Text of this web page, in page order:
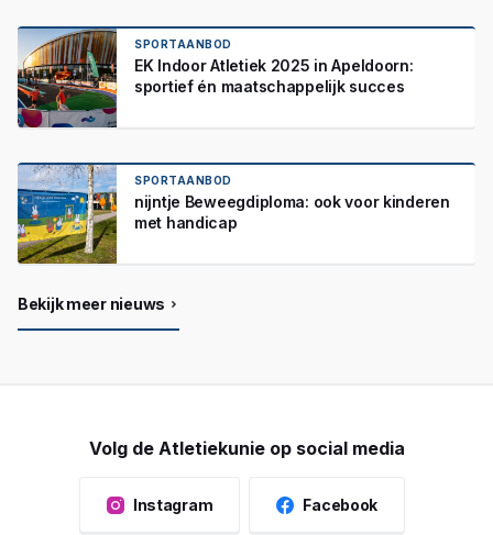
SPORTAANBOD
EK Indoor Atletiek 2025 in Apeldoorn:
sportief én maatschappelijk succes
SPORTAANBOD
nijntje Beweegdiploma: ook voor kinderen
met handicap
Bekijk meer nieuws
Volg de Atletiekunie op social media
Instagram Facebook